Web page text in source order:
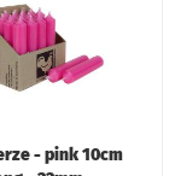
- pink 10cm